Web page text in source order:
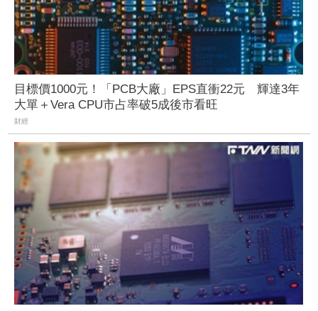
目標價1000元！「PCB大廠」EPS直衝22元 輝達3年
大單＋Vera CPU市占率破5成後市看旺
財經